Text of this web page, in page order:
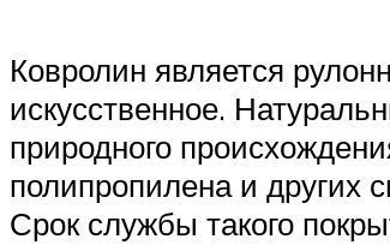
Ковролин является
искусственное.
природного
полипропилена и других
Срок службы такого